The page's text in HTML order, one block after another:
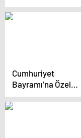
Cumhuriyet
Bayramı’na Özel
Konser